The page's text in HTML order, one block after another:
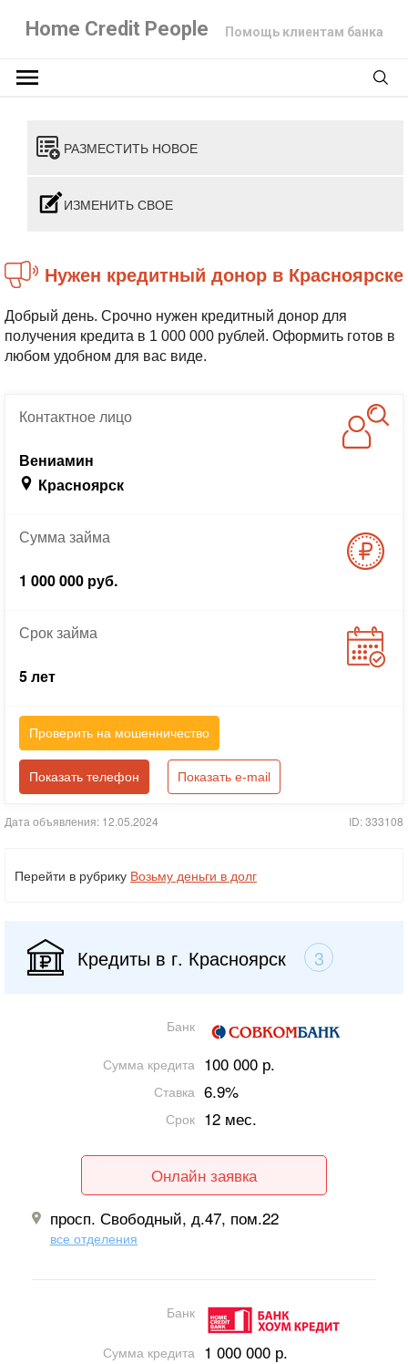
Home Credit People Помощь клиентам банка
РАЗМЕСТИТЬ НОВОЕ
ИЗМЕНИТЬ СВОЕ
Нужен кредитный донор в Красноярске
Добрый день. Срочно нужен кредитный донор для
получения кредита в 1 000 000 рублей. Оформить готов в
любом удобном для вас виде.
Контактноелицо
Вениамин
Красноярск
Суммазайма
1 000 000 руб.
Срокзайма
5 лет
Проверить на мошенничество
Показать телефон Показать e-mail
Дата объявления: 12.05.2024 ID: 333108
Перейти в рубрику Возьму деньги в долг
Кредиты в г. Красноярск 3
Банк
Сумма кредита 100 000 р.
Ставка 6.9%
Срок 12 мес.
Онлайн заявка
просп. Свободный, д.47, пом.22
все отделения
Банк
Сумма кредита 1 000 000 р.